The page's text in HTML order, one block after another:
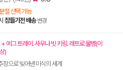
철 선택 가능
잠들기전 배송 변경
에그 트레이. 사우나 빗 키링. 레트로 물병(이
)
장으로 빚어낸 미식의 세계